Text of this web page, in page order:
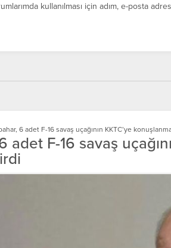
kullanılması için adım, e-posta
6 adet F-16 savaş uçağının KKTC’ye
adet F-16 savaş